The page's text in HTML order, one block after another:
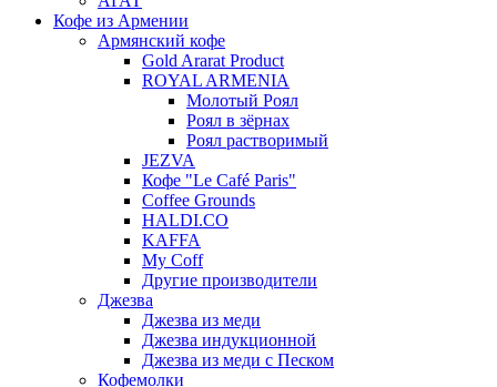
Кофе из Армении
Армянский кофе
Gold Ararat Product
ROYAL ARMENIA
Молотый Роял
Роял в зёрнах
Роял растворимый
JEZVA
Кофе "Le Café Paris"
Coffee Grounds
HALDI.CO
KAFFA
My Coff
Другие производители
Джезва
Джезва из меди
Джезва индукционной
Джезва из меди с Песком
Кофемолки